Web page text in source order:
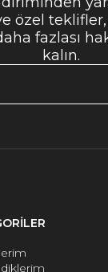
özel
fazlası
kalın.